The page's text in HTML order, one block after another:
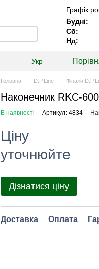
Графік
Будні:
Сб:
Нд:
Укр
Головна D.P.Line Фінали
Наконечник RKC-
В наявності Артикул: 4834
Ціну
уточнюйте
Дізнатися ціну
Доставка Оплата